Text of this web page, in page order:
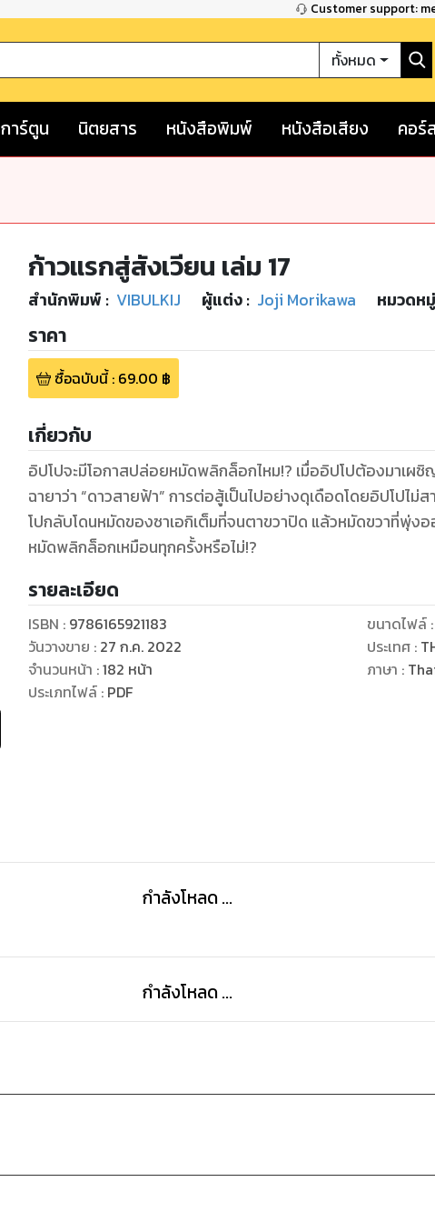
Customer support:
ทั้งหมด
การ์ตูน นิตยสาร หนังสือพิมพ์ หนังสือเสียง คอร์
ก้าวแรกสู่สังเวียน เล่ม 17
สำนักพิมพ์ : VIBULKIJ ผู้แต่ง : Joji Morikawa หมวดหมู่
ราคา
ซื้อฉบับนี้: 69.00 ฿
เกี่ยวกับ
อิปโปจะมีโอกาสปล่อยหมัดพลิกล็อกไหม!? เมื่ออิปโปต้องมาเผ
ฉายาว่า “ดาวสายฟ้า” การต่อสู้เป็นไปอย่างดุเดือดโดยอิปโปไม่
โปกลับโดนหมัดของซาเอกิเต็มที่จนตาขวาปิด แล้วหมัดขวาที่พุ่ง
หมัดพลิกล็อกเหมือนทุกครั้งหรือไม่!?
รายละเอียด
ISBN : 9786165921183
วันวางขาย : 27 ก.ค. 2022
จำนวนหน้า :182 หน้า
ประเภทไฟล์: PDF
ขนาดไฟล์:
ประเทศ :
ภาษา :
กำลังโหลด ...
กำลังโหลด ...